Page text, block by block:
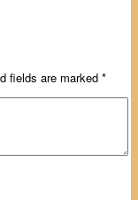
fields are marked *